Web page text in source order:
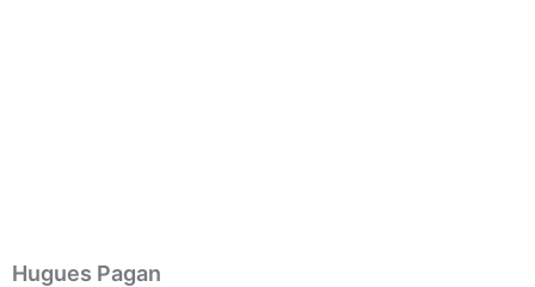
Hugues Pagan